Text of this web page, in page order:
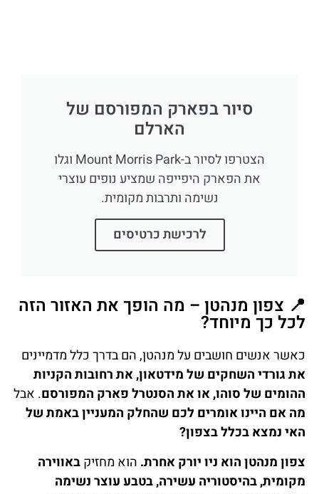
סיור בפארק המפורסם של
הארלם
הצטרפו לסיור ב-Mount Morris Park וגלו
את הפארק היפייפה שמציע נופים עוצרי
נשימה ותרבות מקומית.
לרכישת כרטיסים
📍 צפון מנהטן – מה הופך את האזור הזה
לכל כך מיוחד?
כאשר אנשים חושבים על מנהטן, הם בדרך כלל מדמיינים
את גורדי השחקים של מידטאון, את רחובות הקניות
ההומים של סוהו, או את הסנטרל פארק המפורסם. אבל
מה אם היינו אומרים לכם שהחלק המעניין באמת של
האי נמצא בכלל בצפון?
צפון מנהטן הוא ניו יורק אחרת. הוא מחזיקבאווירה
מקומית, בהיסטוריה עשירה, בטבע עוצר נשימה